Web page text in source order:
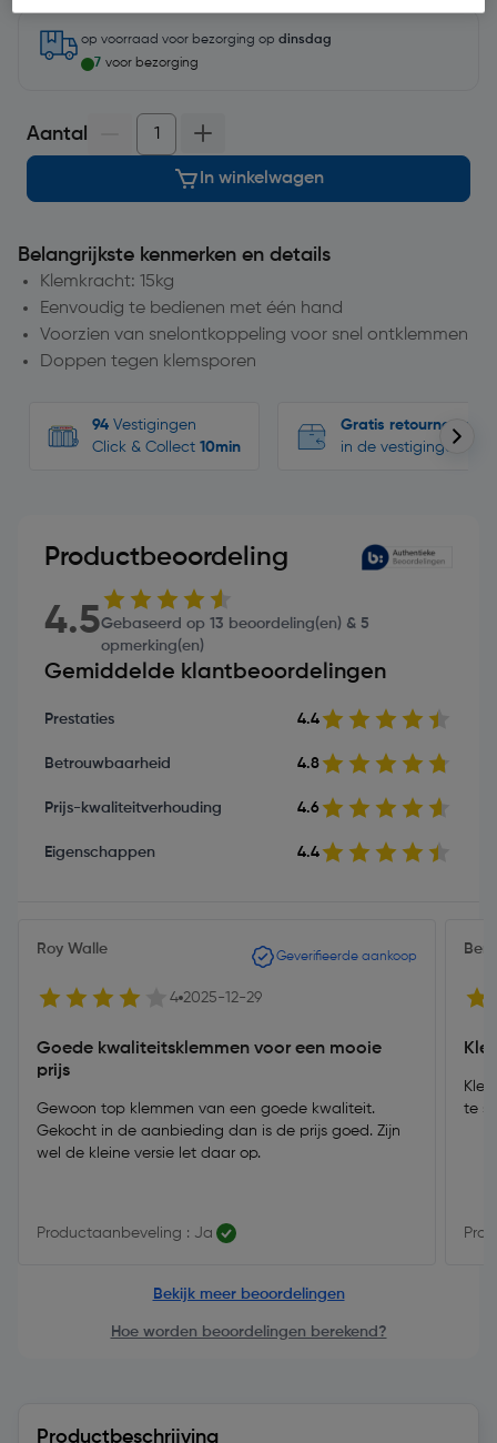
op voorraad voor bezorging op dinsdag
7 voor bezorging
Aantal
In winkelwagen
Belangrijkste kenmerken en details
Klemkracht: 15kg
Eenvoudig te bedienen met één hand
Voorzien van snelontkoppeling voor snel ontklemmen
Doppen tegen klemsporen
94 Vestigingen
Click & Collect 10min
Gratis retourneren
in de vestigingen
Productbeoordeling
4.5Gebaseerd op 13 beoordeling(en) & 5
opmerking(en)
Gemiddelde klantbeoordelingen
Prestaties 4.4
Betrouwbaarheid 4.8
Prijs-kwaliteitverhouding 4.6
Eigenschappen 4.4
Roy Walle Geverifieerde aankoop
4 2025-12-29
Goede kwaliteitsklemmen voor een mooie
prijs
Gewoon top klemmen van een goede kwaliteit.
Gekocht in de aanbieding dan is de prijs goed. Zijn
wel de kleine versie let daar op.
Productaanbeveling : Ja
te
Bekijk meer beoordelingen
Hoe worden beoordelingen berekend?
Productbeschrijving